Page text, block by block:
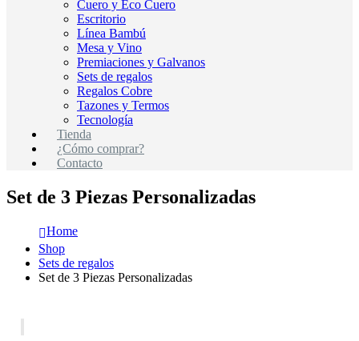
Cuero y Eco Cuero
Escritorio
Línea Bambú
Mesa y Vino
Premiaciones y Galvanos
Sets de regalos
Regalos Cobre
Tazones y Termos
Tecnología
Tienda
¿Cómo comprar?
Contacto
Set de 3 Piezas Personalizadas
Home
Shop
Sets de regalos
Set de 3 Piezas Personalizadas